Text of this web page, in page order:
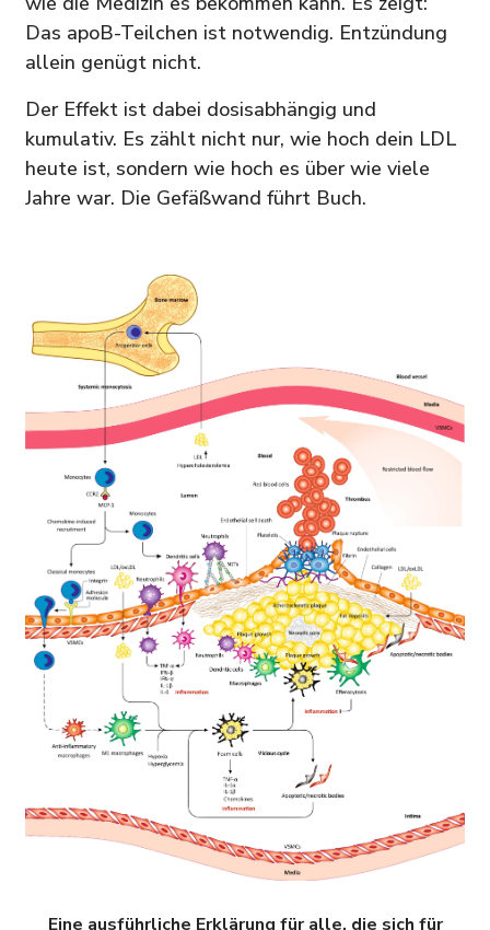
Das apoB-Teilchen ist notwendig. Entzündung
allein genügt nicht.
Der Effekt ist dabei dosisabhängig und
kumulativ. Es zählt nicht nur, wie hoch dein LDL
heute ist, sondern wie hoch es über wie viele
Jahre war. Die Gefäßwand führt Buch.
Eine ausführliche Erklärung für alle, die sich für